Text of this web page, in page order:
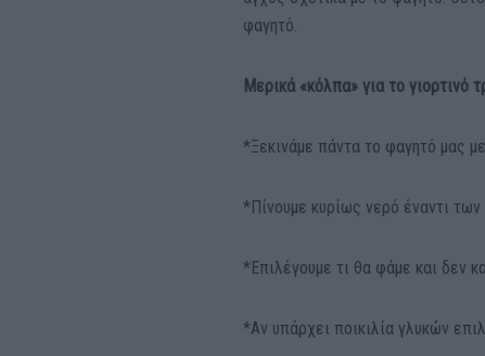
φαγητό.
Μερικά «κόλπα» για το γιορτινό
*Ξεκινάμε πάντα το φαγητό μας
*Πίνουμε κυρίως νερό έναντι
*Επιλέγουμε τι θα φάμε και δεν
*Αν υπάρχει ποικιλία γλυκών